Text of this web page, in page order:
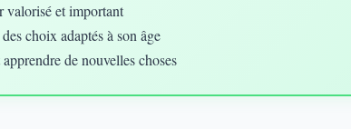
valorisé et important
choix adaptés à son âge
de nouvelles choses